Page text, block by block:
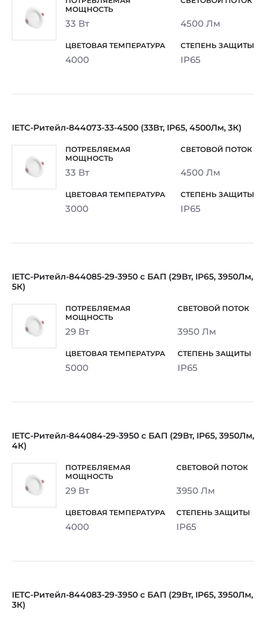
33 Вт 4500 Лм
4000 IP65
IETC-Ритейл-844073-33-4500 (33Вт, IP65, 4500Лм, 3К)
33 Вт 4500 Лм
3000 IP65
IETC-Ритейл-844085-29-3950 с БАП (29Вт, IP65, 3950Лм,
5К)
29 Вт 3950 Лм
5000 IP65
IETC-Ритейл-844084-29-3950 с БАП (29Вт, IP65, 3950Лм,
4К)
29 Вт 3950 Лм
4000 IP65
IETC-Ритейл-844083-29-3950 с БАП (29Вт, IP65, 3950Лм,
3К)